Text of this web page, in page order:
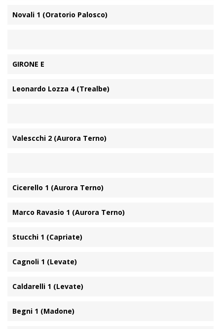
Novali 1 (Oratorio Palosco)
GIRONE E
Leonardo Lozza 4 (Trealbe)
Valescchi 2 (Aurora Terno)
Cicerello 1 (Aurora Terno)
Marco Ravasio 1 (Aurora Terno)
Stucchi 1 (Capriate)
Cagnoli 1 (Levate)
Caldarelli 1 (Levate)
Begni 1 (Madone)